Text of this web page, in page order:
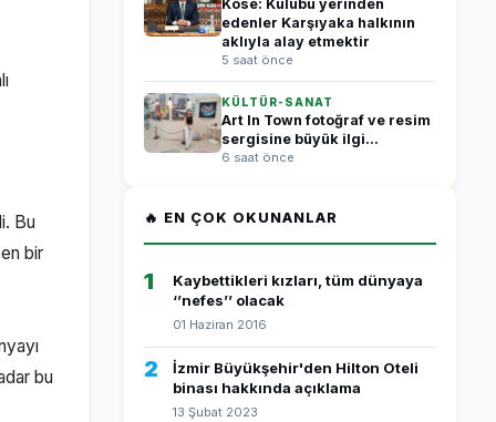
Bu
bir
bu
Köse: Kulübü yerinden
edenler Karşıyaka halkının
aklıyla alay etmektir
5 saat önce
KÜLTÜR-SANAT
Art In Town fotoğraf ve resim
sergisine büyük ilgi...
6 saat önce
🔥 EN ÇOK OKUNANLAR
1
Kaybettikleri kızları, tüm dünyaya
‘’nefes’’ olacak
01 Haziran 2016
2
İzmir Büyükşehir'den Hilton Oteli
binası hakkında açıklama
13 Şubat 2023